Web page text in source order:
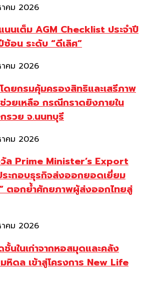
คม 2026
นนเต็ม AGM Checklist ประจำปี
อน ระดับ “ดีเลิศ”
คม 2026
ดยกรมคุ้มครองสิทธิและเสรีภาพ
วยเหลือ กรณีกราดยิงภายใน
รวย จ.นนทบุรี
คม 2026
วัล Prime Minister’s Export
ะกอบธุรกิจส่งออกยอดเยี่ยม
ตอกย้ำศักยภาพผู้ส่งออกไทยสู่
คม 2026
นในเก่าจากหอสมุดและคลัง
หิดล เข้าสู่โครงการ New Life